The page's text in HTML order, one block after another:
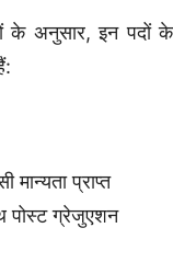
के अनुसार, इन पदों के
मान्यता प्राप्त
पोस्ट ग्रेजुएशन